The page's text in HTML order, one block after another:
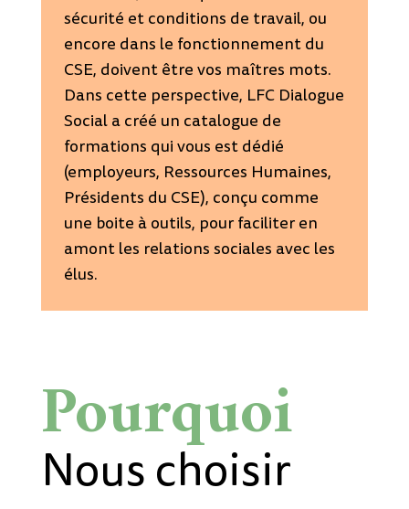
sécurité et conditions de travail, ou
encore dans le fonctionnement du
CSE, doivent être vos maîtres mots.
Dans cette perspective, LFC Dialogue
Social a créé un catalogue de
formations qui vous est dédié
(employeurs, Ressources Humaines,
Présidents du CSE), conçu comme
une boite à outils, pour faciliter en
amont les relations sociales avec les
élus.
Pourquoi
Nous choisir